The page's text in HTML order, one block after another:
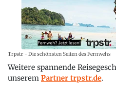
Trpstr - Die schönsten Seiten des Fernwehs
Weitere spannende
unserem Partner trpstr.de.